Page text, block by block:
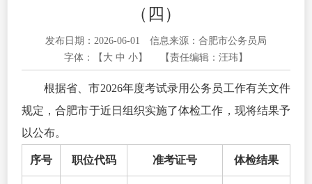
（四）
发布日期：2026-06-01
信息来源：合肥市公务员局
字体：【 大 中 小 】 【责任编辑：汪玮】
根据省、市2026年度考试录用公务员工作有关文件
规定，合肥市于近日组织实施了体检工作，现将结果予
以公布。
序号 职位代码 准考证号 体检结果